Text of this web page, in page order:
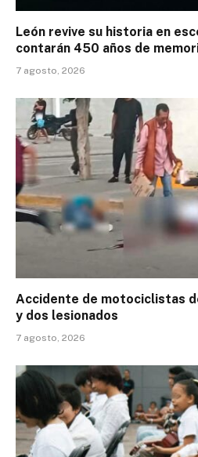
León revive su historia en
contarán 450 años de
7 agosto, 2026
Accidente de motociclistas
y dos lesionados
7 agosto, 2026